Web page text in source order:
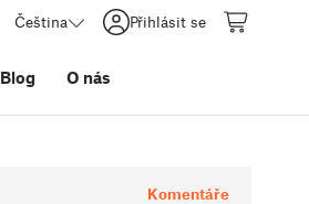
Čeština Přihlásit se
Blog O nás
Komentáře